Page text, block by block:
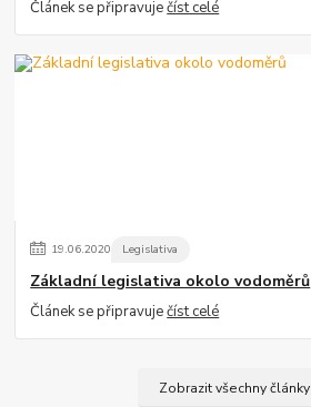
Článek se připravuječíst celé
19.06.2020 Legislativa
Základní legislativa okolo vodoměrů
Článek se připravuječíst celé
Zobrazit všechny články